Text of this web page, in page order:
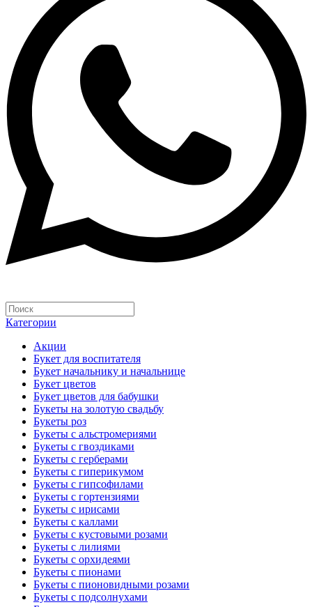
Категории
Акции
Букет для воспитателя
Букет начальнику и начальнице
Букет цветов
Букет цветов для бабушки
Букеты на золотую свадьбу
Букеты роз
Букеты с альстромериями
Букеты с гвоздиками
Букеты с герберами
Букеты с гиперикумом
Букеты с гипсофилами
Букеты с гортензиями
Букеты с ирисами
Букеты с каллами
Букеты с кустовыми розами
Букеты с лилиями
Букеты с орхидеями
Букеты с пионами
Букеты с пионовидными розами
Букеты с подсолнухами